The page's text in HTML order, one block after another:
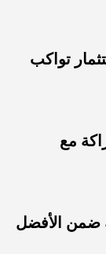
تواكب
مع
ضمن الأفضل